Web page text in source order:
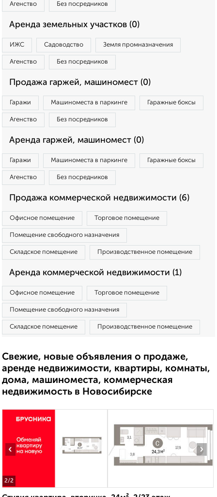
Агенство Без посредников
Аренда земельных участков (0)
ИЖС Садоводство Земля промназначения
Агенство Без посредников
Продажа гаржей, машиномест (0)
Гаражи Машиноместа в паркинге Гаражные боксы
Агенство Без посредников
Аренда гаржей, машиномест (0)
Гаражи Машиноместа в паркинге Гаражные боксы
Агенство Без посредников
Продажа коммерческой недвижимости (6)
Офисное помещение Торговое помещение
Помещение свободного назначения
Складское помещение Производственное помещение
Аренда коммерческой недвижимости (1)
Офисное помещение Торговое помещение
Помещение свободного назначения
Складское помещение Производственное помещение
Свежие, новые объявления о продаже,
аренде недвижимости, квартиры, комнаты,
дома, машиноместа, коммерческая
недвижимость в Новосибирске
2/2
‹ ›